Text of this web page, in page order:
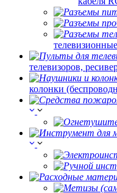
телевизоров,
колонки